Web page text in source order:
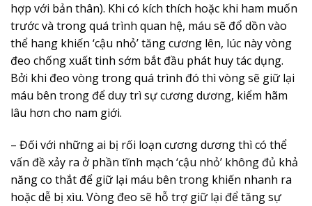
hợp với bản thân). Khi có kích thích hoặc khi ham muốn
trước và trong quá trình quan hệ, máu sẽ đổ dồn vào
thể hang khiến ‘cậu nhỏ’ tăng cương lên, lúc này vòng
đeo chống xuất tinh sớm bắt đầu phát huy tác dụng.
Bởi khi đeo vòng trong quá trình đó thì vòng sẽ giữ lại
máu bên trong để duy trì sự cương dương, kiểm hãm
lâu hơn cho nam giới.
– Đối với những ai bị rối loạn cương dương thì có thể
vấn đề xảy ra ở phần tĩnh mạch ‘cậu nhỏ’ không đủ khả
năng co thắt để giữ lại máu bên trong khiến nhanh ra
hoặc dễ bị xìu. Vòng đeo sẽ hỗ trợ giữ lại để tăng sự